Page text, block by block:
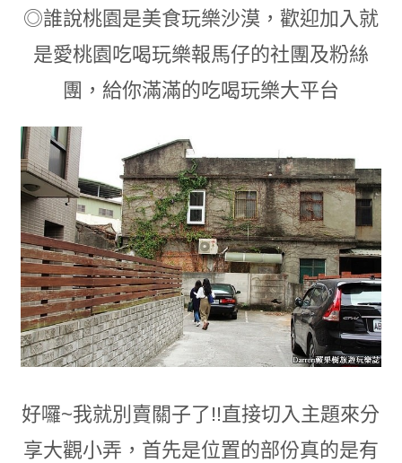
◎誰說桃園是美食玩樂沙漠，歡迎加入就
是愛桃園吃喝玩樂報馬仔的社團及粉絲
團，給你滿滿的吃喝玩樂大平台
好囉~我就別賣關子了!!直接切入主題來分
享大觀小弄 ， 首先是位置的部份真的是有